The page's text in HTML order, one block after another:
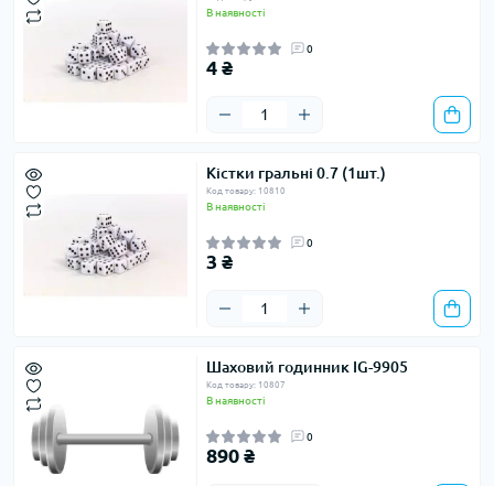
В наявності
0
4 ₴
Кістки гральні 0.7 (1шт.)
Код товару: 10810
В наявності
0
3 ₴
Шаховий годинник IG-9905
Код товару: 10807
В наявності
0
890 ₴